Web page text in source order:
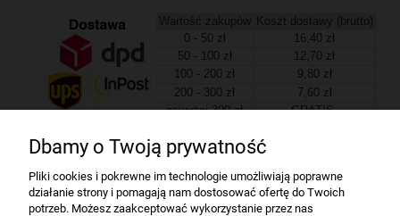
Wartość zakupów
Koszt dostawy (brutto)
0 - 50 zł
16,40 zł
50 - 100 zł
12,70 zł
100 - 200 zł
9,80 zł
200 - 300 zł
7,60 zł
powyżej 300 zł
GRATIS
Firma
Bindownice wg producentów
Dbamy o Twoją prywatność
Pliki cookies i pokrewne im technologie umożliwiają poprawne
działanie strony i pomagają nam dostosować ofertę do Twoich
potrzeb. Możesz zaakceptować wykorzystanie przez nas